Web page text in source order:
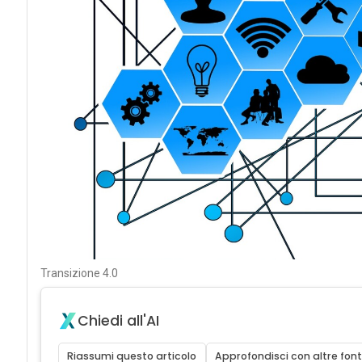
Transizione 4.0
Chiedi all'AI
Riassumi questo articolo Approfondisci con altre